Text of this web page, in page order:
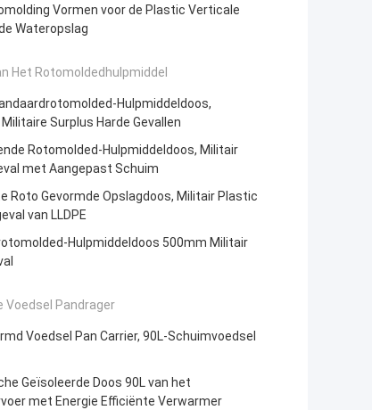
Vormen voor de Plastic Verticale
Wateropslag
Het Rotomoldedhulpmiddel
Hulpmiddeldoos,
Surplus Harde Gevallen
Rotomolded-Hulpmiddeldoos, Militair
met Aangepast Schuim
Roto Gevormde Opslagdoos, Militair Plastic
van LLDPE
Hulpmiddeldoos 500mm Militair
Voedsel Pandrager
Voedsel Pan Carrier, 90L-Schuimvoedsel
Geïsoleerde Doos 90L van het
met Energie Efficiënte Verwarmer